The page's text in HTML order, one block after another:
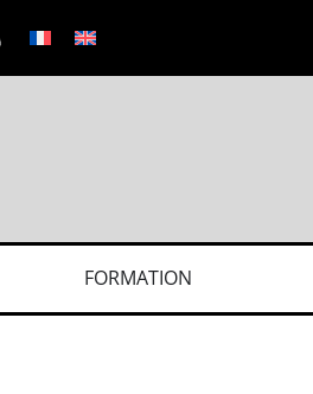
FORMATION